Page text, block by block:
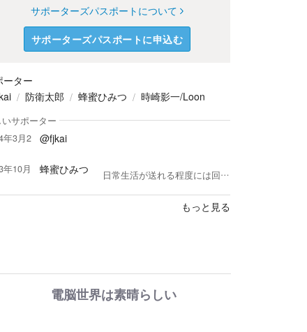
サポーターズパスポートについて
サポーターズパスポートに申込む
ーター
防衛太郎 蜂蜜ひみつ 時崎影一/Loon
いサポーター
年3月2
@fjkai
年10月
蜂蜜ひみつ 日常生活が送れる程度には回復したのですが。 両手が少し不自由になってしまいました。 Web操作は症状悪化させるので、寂しいですがカクヨム活動は下火となります。 ＊基本口述記入、手を使っての直しとのハイブリットでカク、お耳から聞くでヨムします。 ＊現在。コメントをくださるお方にしか、自分から滅多にコメントを書き込まない、コメント返信が遅い、のはそんなワケです。ごめんなさい。 ＊コメントおよびコメント返信内で、『何言ってんじゃこいつ』レベルの意味のわからない誤字を、しょっちゅうぶちかますのは。口述機能の謎変換のせいなんです。あんまり見直さないで、ペって送信しちゃってるんで。脳みそは正常です(笑) ＊作品内の誤字脱字報告は大歓迎です。ご親切にありがとうございます。 ＊サポーターさま🍀限定ノート🍀【目録】を作っています。https://kakuyomu.jp/works/16818093074689559348 ＊カクは１週間に１度長編更新。 ＊作家さまへ。ヨムは読み合い様の作品を２週間で２話お訪ね頻度です。 遅いながらも私は真面目に読み返しをするタイプゆえ。今ひとつ蜂蜜ひみつ作品は自分にはしっくりこないなぁ、と思った段階で。スッと引いていただけると、私も引き際を心得ておりますので、ありがたいです。
もっと見る
電脳世界は素晴らしい